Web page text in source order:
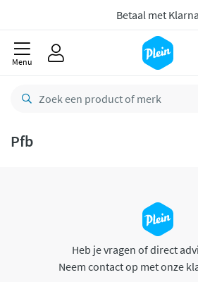
Betaal met Klarna
Menu
Pfb
Heb je vragen of direct
Neem contact op met onze